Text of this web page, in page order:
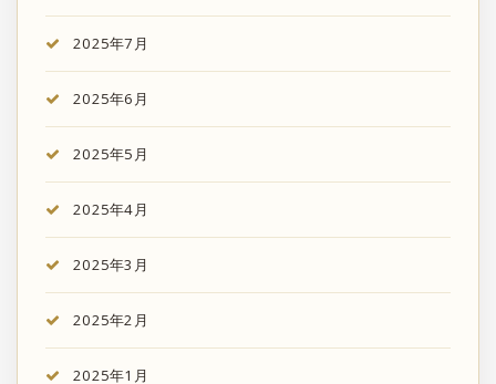
2025年7月
2025年6月
2025年5月
2025年4月
2025年3月
2025年2月
2025年1月